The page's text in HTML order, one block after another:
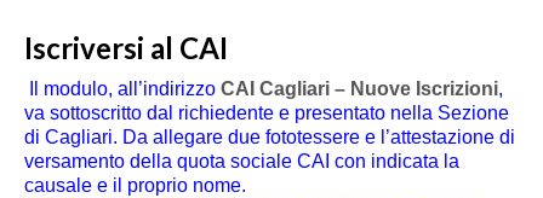
Iscriversi al CAI
Il modulo, all’indirizzo CAI Cagliari – Nuove Iscrizioni,
va sottoscritto dal richiedente e presentato nella Sezione
di Cagliari. Da allegare due fototessere e l’attestazione di
versamento della quota sociale CAI con indicata la
causale e il proprio nome.